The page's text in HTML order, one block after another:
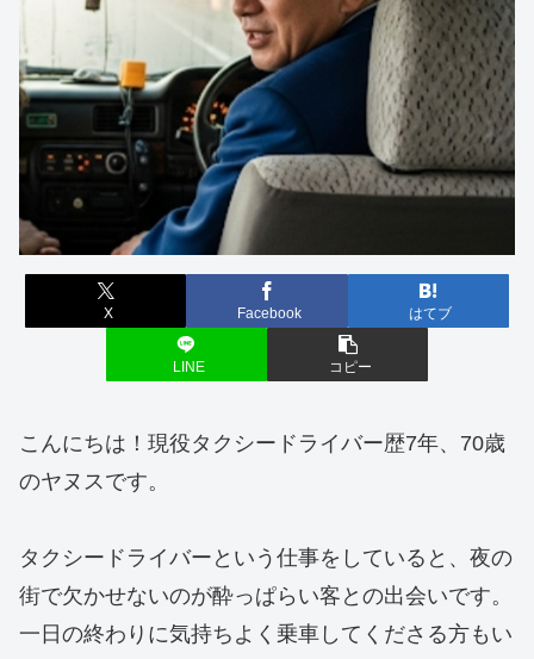
X Facebook はてブ
LINE コピー
こんにちは！現役タクシードライバー歴7年、70歳
のヤヌスです。
タクシードライバーという仕事をしていると、夜の
街で欠かせないのが酔っぱらい客との出会いです。
一日の終わりに気持ちよく乗車してくださる方もい